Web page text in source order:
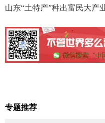
山东“土特产”种出富民大产
专题推荐